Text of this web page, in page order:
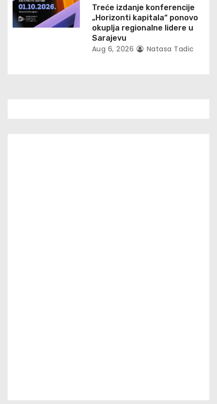
Treće izdanje konferencije
„Horizonti kapitala“ ponovo
okuplja regionalne lidere u
Sarajevu
Aug 6, 2026 Natasa Tadic